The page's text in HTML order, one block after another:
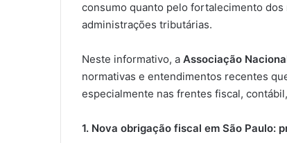
consumo quanto pelo fortalecimento
administrações tributárias.
Neste informativo, a Associação
normativas e entendimentos recentes
especialmente nas frentes fiscal,
1. Nova obrigação fiscal em São Paulo: